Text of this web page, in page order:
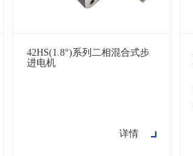
42HS(1.8°)系列二相混合式步
进电机
详情